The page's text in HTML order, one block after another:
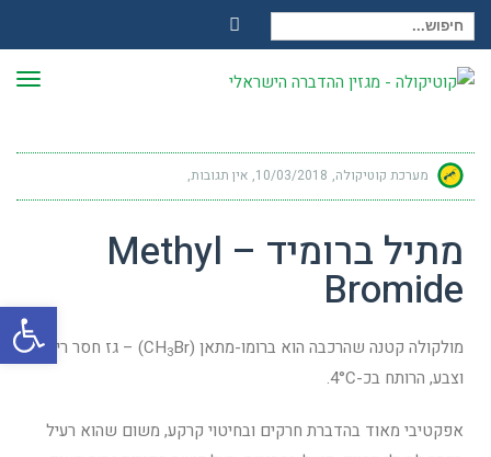
חיפוש עבור:
Facebook
מערכת קוטיקולה 10/03/2018 אין תגובות
מתיל ברומיד – Methyl
Bromide
מולקולה קטנה שהרכבה הוא ברומו-מתאן (CH 3
Br) – גז חסר ריח
וצבע, הרותח בכ-4°C.
אפקטיבי מאוד בהדברת חרקים ובחיטוי קרקע, משום שהוא רעיל